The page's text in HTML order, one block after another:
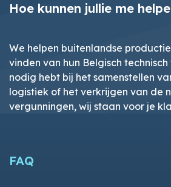
Hoe kunnen jullie me
We helpen buitenlandse
vinden van hun Belgisch
nodig hebt bij het samenstellen
logistiek of het verkrijgen van de
vergunningen, wij staan voor je
FAQ